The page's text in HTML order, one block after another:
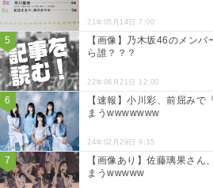
21年05月14日 7:00
【画像】乃木坂46のメン
ら誰？？？
22年06月21日 12:00
【速報】小川彩、前屈みで
まうwwwwwww
24年02月29日 9:35
【画像あり】佐藤璃果さん
まうwwwww